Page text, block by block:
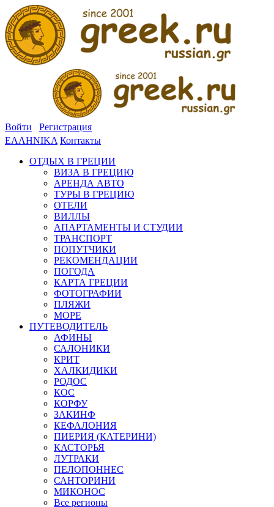
Войти
Регистрация
ΕΛΛΗΝΙΚΑ Контакты
ОТДЫХ В ГРЕЦИИ
ВИЗА В ГРЕЦИЮ
АРЕНДА АВТО
ТУРЫ В ГРЕЦИЮ
ОТЕЛИ
ВИЛЛЫ
АПАРТАМЕНТЫ И СТУДИИ
ТРАНСПОРТ
ПОПУТЧИКИ
РЕКОМЕНДАЦИИ
ПОГОДА
КАРТА ГРЕЦИИ
ФОТОГРАФИИ
ПЛЯЖИ
МОРЕ
ПУТЕВОДИТЕЛЬ
АФИНЫ
САЛОНИКИ
КРИТ
ХАЛКИДИКИ
РОДОС
КОС
КОРФУ
ЗАКИНФ
КЕФАЛОНИЯ
ПИЕРИЯ (КАТЕРИНИ)
КАСТОРЬЯ
ЛУТРАКИ
ПЕЛОПОННЕС
САНТОРИНИ
МИКОНОС
Все регионы